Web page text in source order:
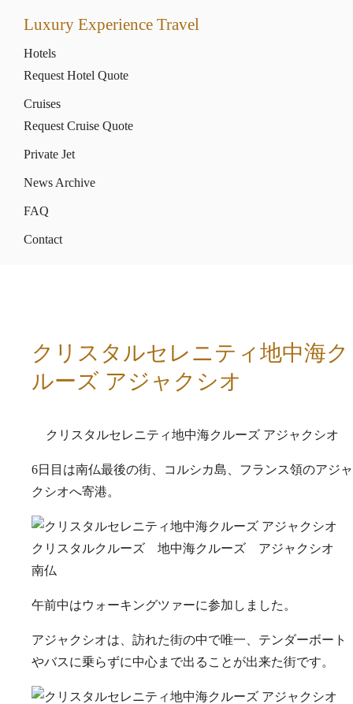
Luxury Experience Travel
Hotels
Request Hotel Quote
Cruises
Request Cruise Quote
Private Jet
News Archive
FAQ
Contact
クリスタルセレニティ地中海ク
ルーズ アジャクシオ
クリスタルセレニティ地中海クルーズ アジャクシオ
6日目は南仏最後の街、コルシカ島、フランス領のアジャ
クシオへ寄港。
午前中はウォーキングツァーに参加しました。
アジャクシオは、訪れた街の中で唯一、テンダーボート
やバスに乗らずに中心まで出ることが出来た街です。